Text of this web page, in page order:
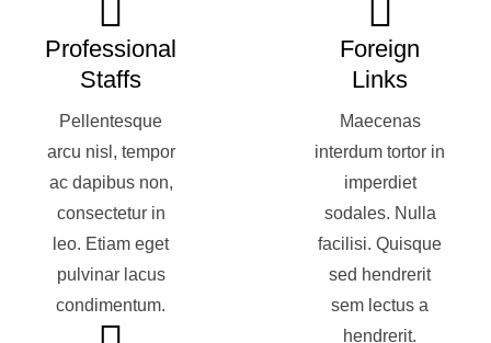
Professional
Staffs
Pellentesque
arcu nisl, tempor
ac dapibus non,
consectetur in
leo. Etiam eget
pulvinar lacus
condimentum.
Foreign
Links
Maecenas
interdum tortor in
imperdiet
sodales. Nulla
facilisi. Quisque
sed hendrerit
sem lectus a
hendrerit.